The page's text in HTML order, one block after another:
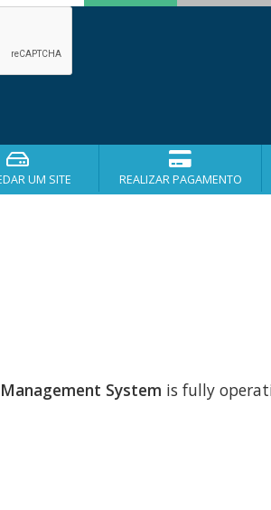
UM SITE REALIZAR PAGAMENTO
System is fully